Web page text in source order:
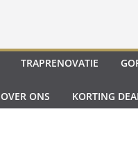
TRAPRENOVATIE
OVER ONS KORTING